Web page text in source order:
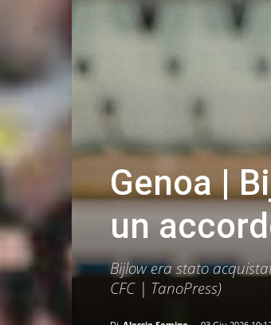
Genoa |
un
Bijlow era stato
CFC | TanoPress)